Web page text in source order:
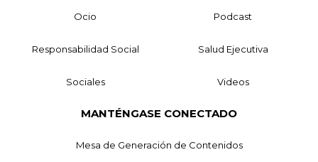
Ocio Podcast
Responsabilidad Social Salud Ejecutiva
Sociales Videos
MANTÉNGASE CONECTADO
Mesa de Generación de Contenidos